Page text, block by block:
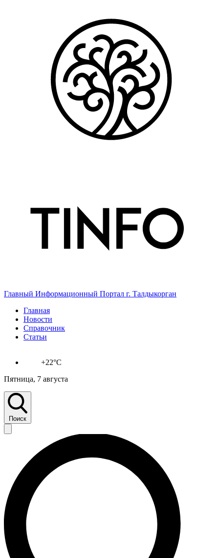
Главный Информационный Портал г. Талдыкорган
Главная
Новости
Справочник
Статьи
+22°C
Пятница, 7 августа
Поиск